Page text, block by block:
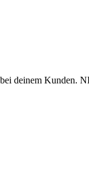
deinem Kunden.